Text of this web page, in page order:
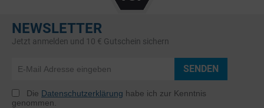
NEWSLETTER
Jetzt anmelden und 10 € Gutschein sichern
SENDEN
Die Datenschutzerklärung habe ich zur Kenntnis
genommen.